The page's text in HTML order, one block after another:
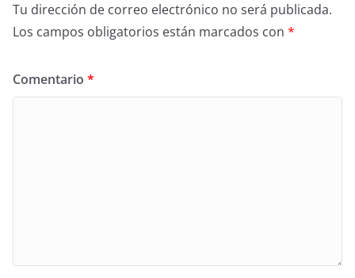
Tu dirección de correo electrónico no será publicada.
Los campos obligatorios están marcados con *
Comentario *